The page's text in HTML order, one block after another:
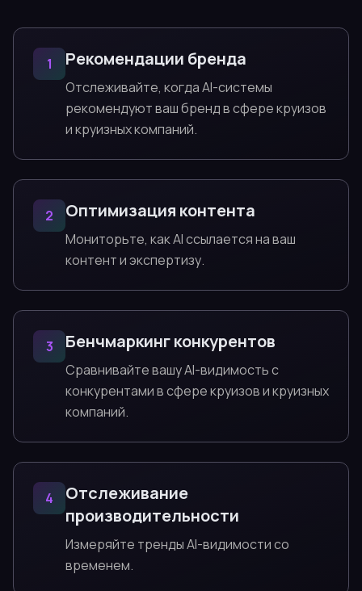
1 Рекомендации бренда
Отслеживайте, когда AI-системы
рекомендуют ваш бренд в сфере круизов
и круизных компаний.
2 Оптимизация контента
Мониторьте, как AI ссылается на ваш
контент и экспертизу.
3 Бенчмаркинг конкурентов
Сравнивайте вашу AI-видимость с
конкурентами в сфере круизов и круизных
компаний.
4
Отслеживание
производительности
Измеряйте тренды AI-видимости со
временем.